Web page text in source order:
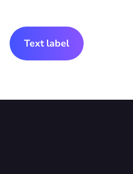
Text label